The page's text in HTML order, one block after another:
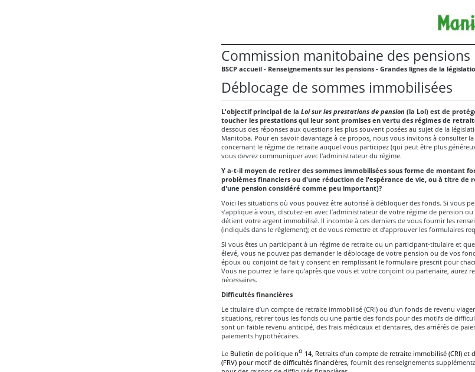
Commission manitobaine des pensions
BSCP accueil - Renseignements sur les pensions - Grandes lignes de la
Déblocage de sommes immobilisées
L'objectif principal de la Loi sur les prestations de pension (la Loi) est de
toucher les prestations qui leur sont promises en vertu des régimes de
dessous des réponses aux questions les plus souvent posées au sujet de la
Manitoba. Pour en savoir davantage à ce propos, nous vous invitons à consulter
concernant le régime de retraite auquel vous participez (qui peut être plus
vous devrez communiquer avec l'administrateur du régime.
Y a-t-il moyen de retirer des sommes immobilisées sous forme de montant
problèmes financiers ou d'une réduction de l'espérance de vie, ou à titre de
d'une pension considéré comme peu important)?
Voici les situations où vous pouvez être autorisé à débloquer des fonds. Si vous
s’applique à vous, discutez-en avec l’administrateur de votre régime de pension
détient votre argent immobilisé. Il incombe à ces derniers de vous fournir les
(indiqués dans le règlement); et de vous remettre et d’approuver les formulaires
Si vous êtes un participant à un régime de retraite ou un participant‑titulaire et
élevé, vous ne pouvez pas demander le déblocage de votre pension ou de vos
époux ou conjoint de fait y consent en remplissant le formulaire prescrit pour
Vous ne pourrez le faire qu’après que vous et votre conjoint ou partenaire, aurez
nécessaires.
Difficultés financières
Le titulaire d’un compte de retraite immobilisé (CRI) ou d’un fonds de revenu
situations, retirer tous les fonds ou une partie des fonds pour des motifs de
sont un faible revenu anticipé, des frais médicaux et dentaires, des arriérés de
paiements hypothécaires.
Le Bulletin de politique no 14, Retraits d’un compte de retraite immobilisé (CRI) et
(FRV) pour motif de difficultés financières, fournit des renseignements